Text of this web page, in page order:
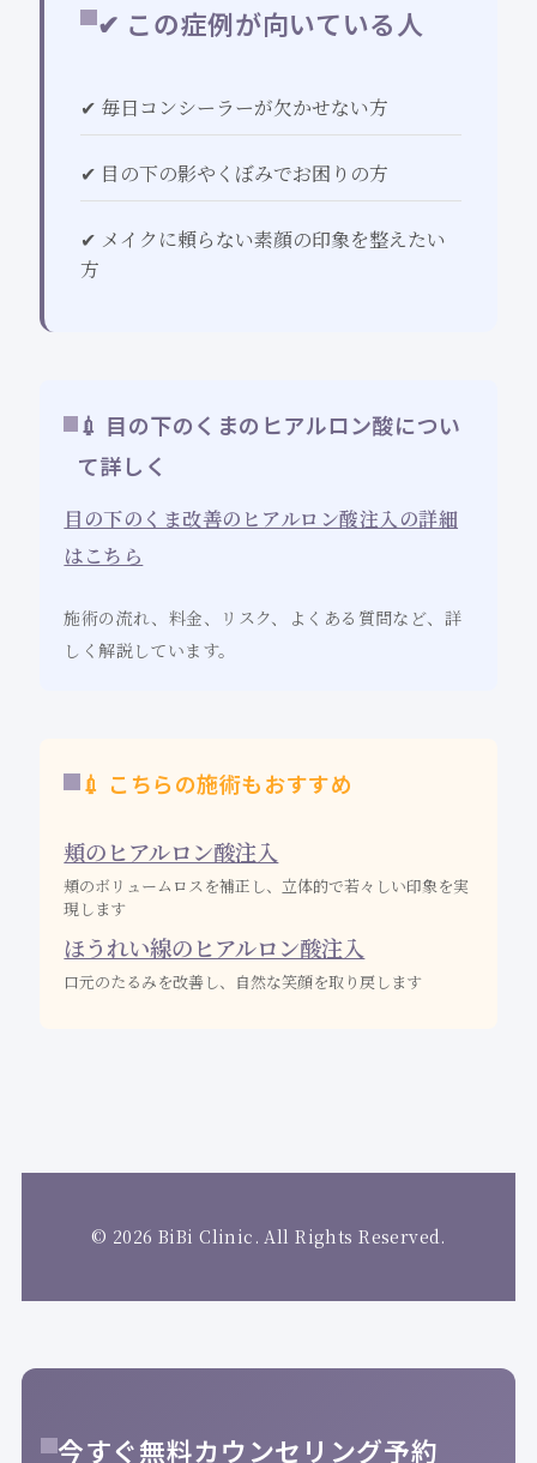
✔ この症例が向いている人
✔ 毎日コンシーラーが欠かせない方
✔ 目の下の影やくぼみでお困りの方
✔ メイクに頼らない素顔の印象を整えたい
方
💉 目の下のくまのヒアルロン酸につい
て詳しく
目の下のくま改善のヒアルロン酸注入の詳細
はこちら
施術の流れ、料金、リスク、よくある質問など、詳
しく解説しています。
💉 こちらの施術もおすすめ
頬のヒアルロン酸注入
頬のボリュームロスを補正し、立体的で若々しい印象を実
現します
ほうれい線のヒアルロン酸注入
口元のたるみを改善し、自然な笑顔を取り戻します
© 2026 BiBi Clinic. All Rights Reserved.
今すぐ無料カウンセリング予約